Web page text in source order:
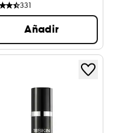
331
Añadir